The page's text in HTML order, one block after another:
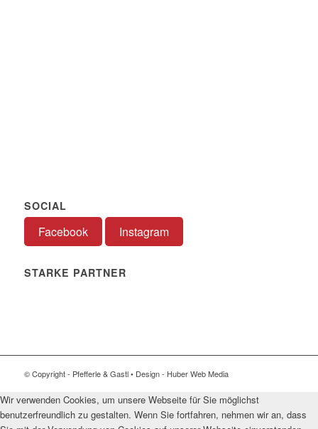
SOCIAL
Facebook Instagram
STARKE PARTNER
© Copyright - Pfefferle & Gastl • Design - Huber Web Media
Wir verwenden Cookies, um unsere Webseite für Sie möglichst
benutzerfreundlich zu gestalten. Wenn Sie fortfahren, nehmen wir an, dass